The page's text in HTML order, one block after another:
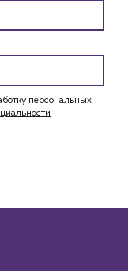
персональных